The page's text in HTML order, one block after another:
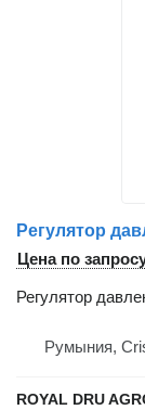
Цена по
Регулятор
Румыния,
ROYAL DRU